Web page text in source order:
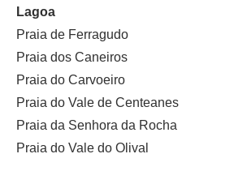
Lagoa
Praia de Ferragudo
Praia dos Caneiros
Praia do Carvoeiro
Praia do Vale de Centeanes
Praia da Senhora da Rocha
Praia do Vale do Olival